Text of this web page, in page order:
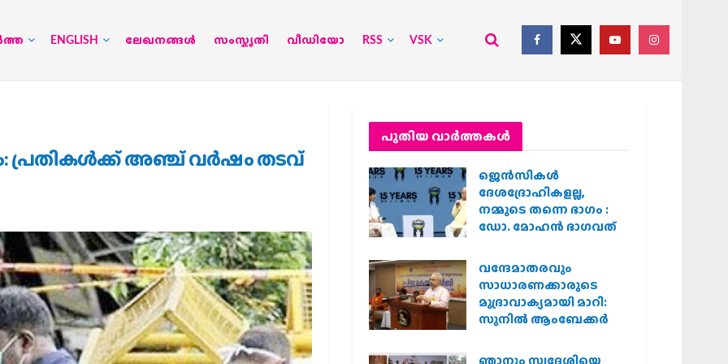
ENGLISH ലേഖനങ്ങള്‍ സംസ്കൃതി വീഡിയോ RSS VSK
പ്രതികള്‍ക്ക് അഞ്ച് വര്‍ഷം തടവ്
പുതിയ വാര്‍ത്തകള്‍
ജെന്‍സികള്‍
ദേശദ്രോഹികളല്ല,
നമ്മുടെ തന്നെ ഭാഗം :
ഡോ. മോഹന്‍ ഭാഗവത്
വന്ദേമാതരവും
സാധാരണക്കാരുടെ
മുദ്രാവാക്യമായി മാറി:
സുനിൽ ആംബേക്കർ